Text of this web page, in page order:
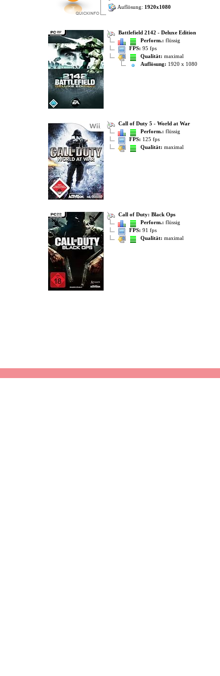
Auflösung: 1920x1080
Battlefield 2142 - Deluxe Edition
Perform.: flüssig
FPS: 95 fps
Qualität: maximal
Auflösung: 1920 x 1080
Call of Duty 5 - World at War
Perform.: flüssig
FPS: 125 fps
Qualität: maximal
Call of Duty: Black Ops
Perform.: flüssig
FPS: 91 fps
Qualität: maximal